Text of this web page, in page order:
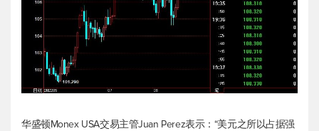
华盛顿Monex USA交易主管Juan Perez表示：“美元之所以占据强